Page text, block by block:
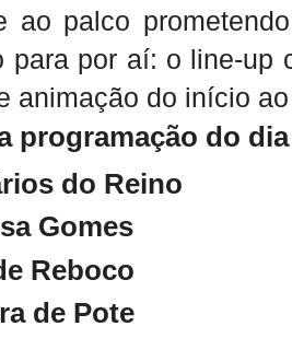
ao palco
para por aí: o line-up
animação do início
programação do dia
do Reino
Gomes
Reboco
de Pote